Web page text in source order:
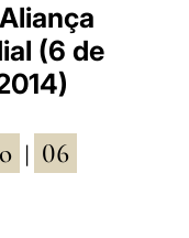
DEUTSCH
POLSKI
العربيّة
中文
(6 de
06